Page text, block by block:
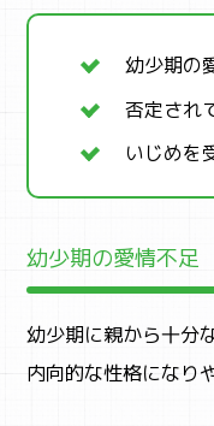
幼少期の
否定され
いじめを
幼少期の愛情不足
幼少期に親から十分
内向的な性格になり